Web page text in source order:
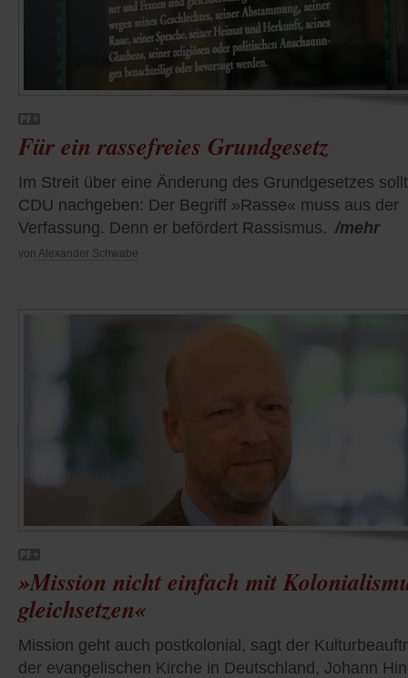
Für ein rassefreies Grundgesetz
Im Streit über eine Änderung des Grundgesetzes
CDU nachgeben: Der Begriff »Rasse« muss aus der
Verfassung. Denn er befördert Rassismus. /mehr
von Alexander Schwabe
»Mission nicht einfach mit
gleichsetzen«
Mission geht auch postkolonial, sagt der
der evangelischen Kirche in Deutschland, Johann